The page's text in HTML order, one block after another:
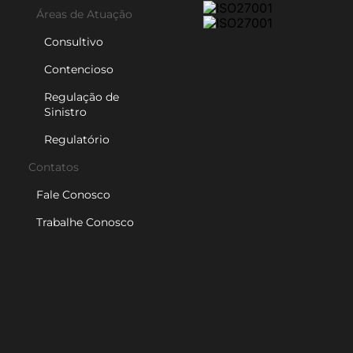
Áreas de Atuação
Consultivo
Contencioso
Regulação de
Sinistro
Regulatório
Contatos
Fale Conosco
Trabalhe Conosco